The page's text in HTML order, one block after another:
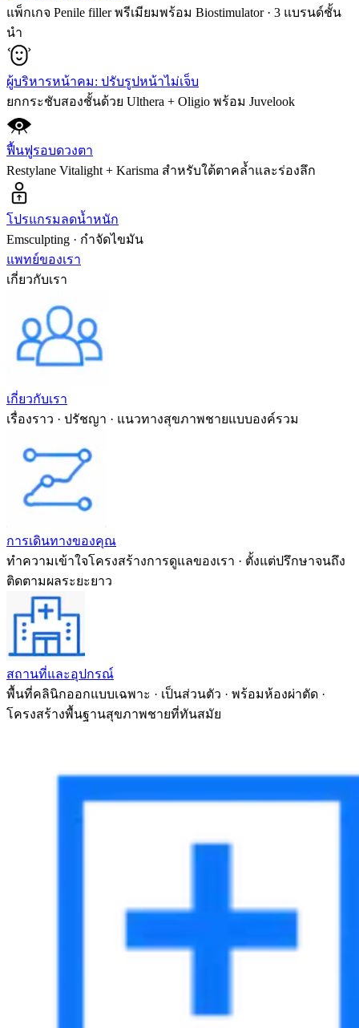
แพ็กเกจ Penile filler พรีเมียมพร้อม Biostimulator · 3 แบรนด์ชั้น
นำ
ผู้บริหารหน้าคม: ปรับรูปหน้าไม่เจ็บ
ยกกระชับสองชั้นด้วย Ulthera + Oligio พร้อม Juvelook
ฟื้นฟูรอบดวงตา
Restylane Vitalight + Karisma สำหรับใต้ตาคล้ำและร่องลึก
โปรแกรมลดน้ำหนัก
Emsculpting · กำจัดไขมัน
แพทย์ของเรา
เกี่ยวกับเรา
เกี่ยวกับเรา
เรื่องราว · ปรัชญา · แนวทางสุขภาพชายแบบองค์รวม
การเดินทางของคุณ
ทำความเข้าใจโครงสร้างการดูแลของเรา · ตั้งแต่ปรึกษาจนถึง
ติดตามผลระยะยาว
สถานที่และอุปกรณ์
พื้นที่คลินิกออกแบบเฉพาะ · เป็นส่วนตัว · พร้อมห้องผ่าตัด ·
โครงสร้างพื้นฐานสุขภาพชายที่ทันสมัย